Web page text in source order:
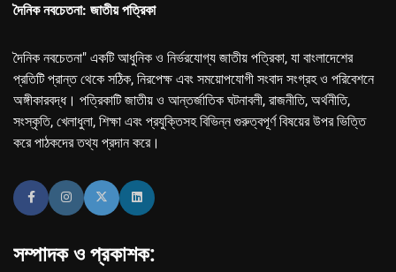
দৈনিক নবচেতনা: জাতীয় পত্রিকা
দৈনিক নবচেতনা" একটি আধুনিক ও নির্ভরযোগ্য জাতীয় পত্রিকা, যা বাংলাদেশের
প্রতিটি প্রান্ত থেকে সঠিক, নিরপেক্ষ এবং সময়োপযোগী সংবাদ সংগ্রহ ও পরিবেশনে
অঙ্গীকারবদ্ধ। পত্রিকাটি জাতীয় ও আন্তর্জাতিক ঘটনাবলী, রাজনীতি, অর্থনীতি,
সংস্কৃতি, খেলাধুলা, শিক্ষা এবং প্রযুক্তিসহ বিভিন্ন গুরুত্বপূর্ণ বিষয়ের উপর ভিত্তি
করে পাঠকদের তথ্য প্রদান করে।
সম্পাদক ও প্রকাশক: